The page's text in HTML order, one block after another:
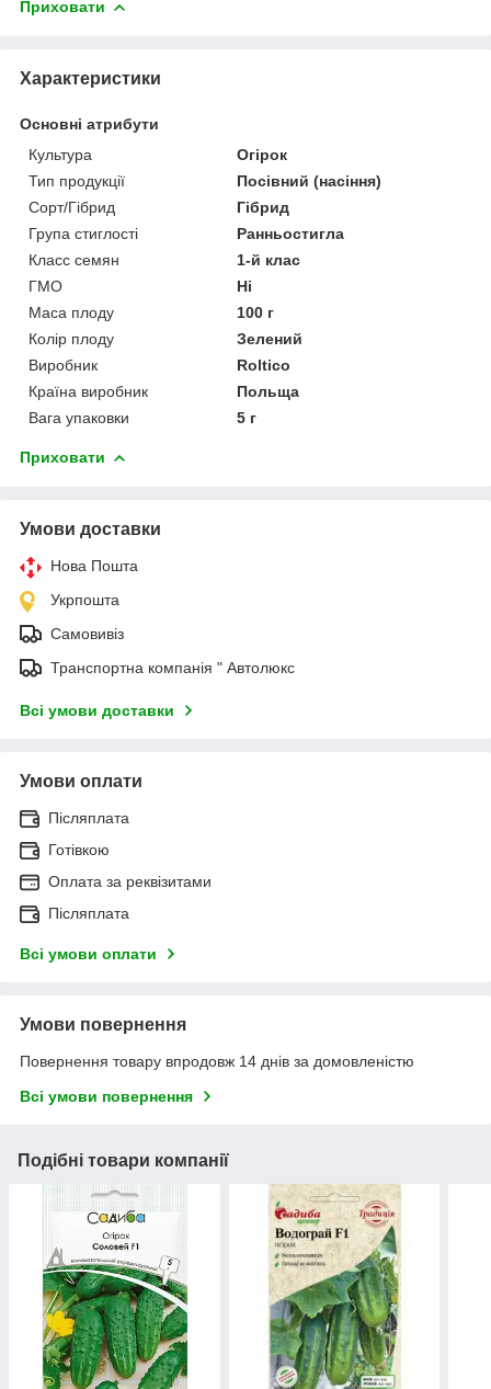
Приховати
Характеристики
Основні атрибути
Культура
Огірок
Тип продукції
Посівний (насіння)
Сорт/Гібрид
Гібрид
Група стиглості
Ранньостигла
Класс семян
1-й клас
ГМО
Ні
Маса плоду
100 г
Колір плоду
Зелений
Виробник
Roltico
Країна виробник
Польща
Вага упаковки
5 г
Приховати
Умови доставки
Нова Пошта
Укрпошта
Самовивіз
Транспортна компанія " Автолюкс
Всі умови доставки
Умови оплати
Післяплата
Готівкою
Оплата за реквізитами
Післяплата
Всі умови оплати
Умови повернення
Повернення товару впродовж 14 днів за домовленістю
Всі умови повернення
Подібні товари компанії